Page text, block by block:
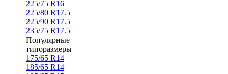
225/75 R16
225/80 R17.5
225/90 R17.5
235/75 R17.5
Популярные
типоразмеры
175/65 R14
185/65 R14